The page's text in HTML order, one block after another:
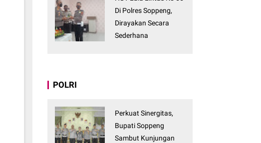
Di Polres Soppeng,
Dirayakan Secara
Sederhana
POLRI
Perkuat Sinergitas,
Bupati Soppeng
Sambut Kunjungan